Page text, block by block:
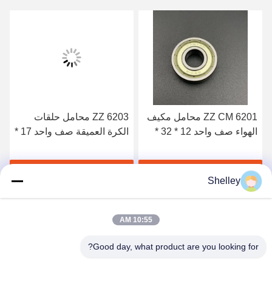
6203 ZZ محامل حلقات
احصل على أفضل سعر
6200 ZZ محامل تكييف
الهواء 10*30*9mm محامل
Shelley
10:55 AM
Good day, what product are you looking for?